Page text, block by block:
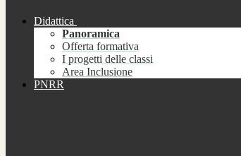
Didattica
Panoramica
Offerta formativa
I progetti delle classi
Area Inclusione
PNRR